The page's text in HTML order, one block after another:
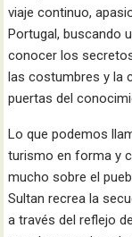
viaje continuo,
Portugal, buscando
conocer los
las costumbres y la
puertas del
Lo que podemos
turismo en forma y
mucho sobre el
Sultan recrea la
a través del reflejo